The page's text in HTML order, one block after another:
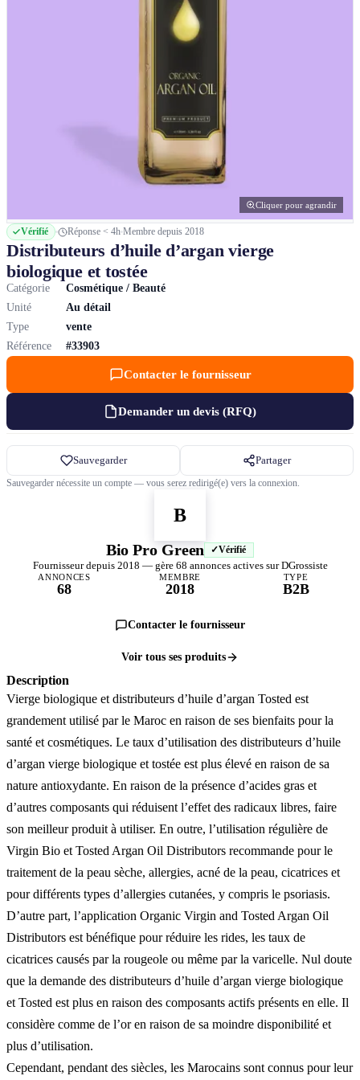
Cliquer pour agrandir
Vérifié Réponse < 4h Membre depuis 2018
Distributeurs d’huile d’argan vierge
biologique et tostée
Catégorie
Cosmétique / Beauté
Unité
Au détail
Type
vente
Référence
#33903
Contacter le fournisseur
Demander un devis (RFQ)
Sauvegarder Partager
Sauvegarder nécessite un compte — vous serez redirigé(e) vers la connexion.
B
Bio Pro Green Vérifié
Fournisseur depuis 2018 — gère 68 annonces actives sur DGrossiste
ANNONCES
68
MEMBRE
2018
TYPE
B2B
Contacter le fournisseur
Voir tous ses produits
Description
Vierge biologique et distributeurs d’huile d’argan Tosted est
grandement utilisé par le Maroc en raison de ses bienfaits pour la
santé et cosmétiques. Le taux d’utilisation des distributeurs d’huile
d’argan vierge biologique et tostée est plus élevé en raison de sa
nature antioxydante. En raison de la présence d’acides gras et
d’autres composants qui réduisent l’effet des radicaux libres, faire
son meilleur produit à utiliser. En outre, l’utilisation régulière de
Virgin Bio et Tosted Argan Oil Distributors recommande pour le
traitement de la peau sèche, allergies, acné de la peau, cicatrices et
pour différents types d’allergies cutanées, y compris le psoriasis.
D’autre part, l’application Organic Virgin and Tosted Argan Oil
Distributors est bénéfique pour réduire les rides, les taux de
cicatrices causés par la rougeole ou même par la varicelle. Nul doute
que la demande des distributeurs d’huile d’argan vierge biologique
et Tosted est plus en raison des composants actifs présents en elle. Il
considère comme de l’or en raison de sa moindre disponibilité et
plus d’utilisation.
Cependant, pendant des siècles, les Marocains sont connus pour leur